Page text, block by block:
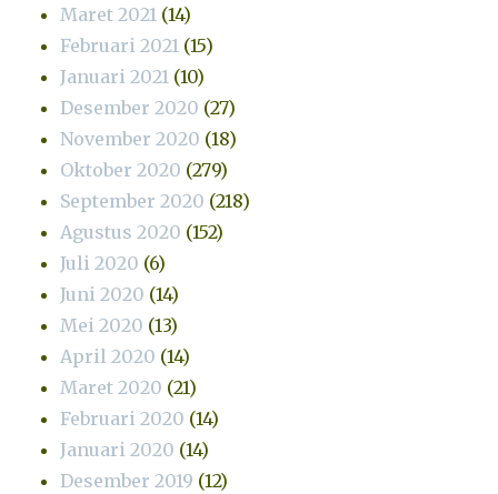
Maret 2021 (14)
Februari 2021 (15)
Januari 2021 (10)
Desember 2020 (27)
November 2020 (18)
Oktober 2020 (279)
September 2020 (218)
Agustus 2020 (152)
Juli 2020 (6)
Juni 2020 (14)
Mei 2020 (13)
April 2020 (14)
Maret 2020 (21)
Februari 2020 (14)
Januari 2020 (14)
Desember 2019 (12)